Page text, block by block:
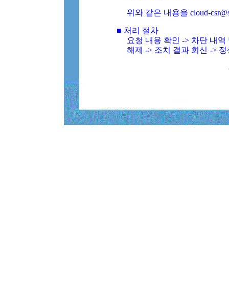
위와 같은 내용을 cloud-
■ 처리 절차
요청 내용 확인 -> 차단 내
해제 -> 조치 결과 회신 ->